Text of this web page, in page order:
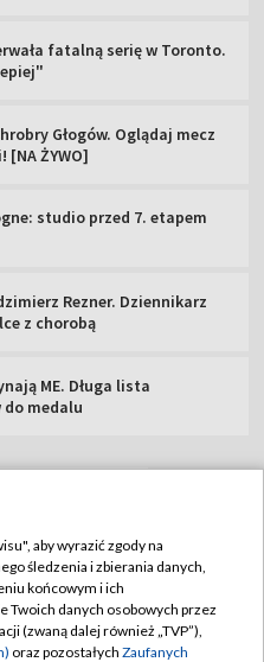
fatalną serię w Toronto.
Głogów. Oglądaj mecz
[NA ŻYWO]
studio przed 7. etapem
Rezner. Dziennikarz
z chorobą
ME. Długa lista
medalu
TVP
TVP
TVP
zgody
aby wyrazić zgody na
śledzenia i zbierania danych,
końcowym i ich
Twoich danych osobowych przez
(zwaną dalej również „TVP”),
oraz pozostałych Zaufanych